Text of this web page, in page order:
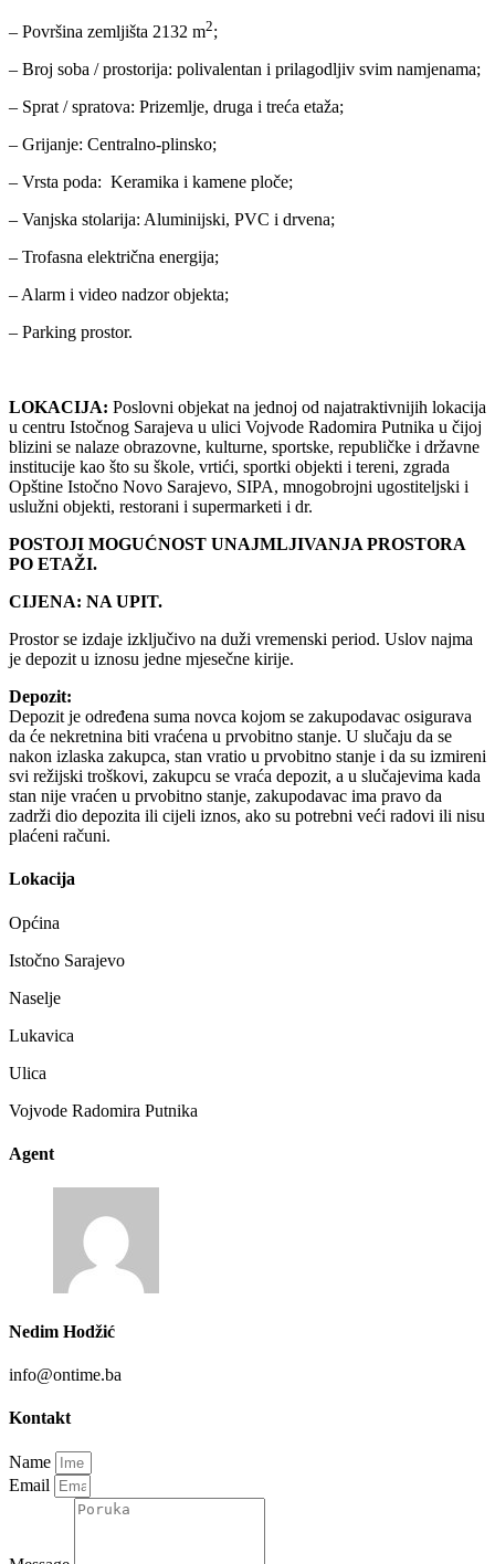
– Površina zemljišta 2132 m2;
– Broj soba / prostorija: polivalentan i prilagodljiv svim namjenama;
– Sprat / spratova: Prizemlje, druga i treća etaža;
– Grijanje: Centralno-plinsko;
– Vrsta poda: Keramika i kamene ploče;
– Vanjska stolarija: Aluminijski, PVC i drvena;
– Trofasna električna energija;
– Alarm i video nadzor objekta;
– Parking prostor.
LOKACIJA: Poslovni objekat na jednoj od najatraktivnijih lokacija
u centru Istočnog Sarajeva u ulici Vojvode Radomira Putnika u čijoj
blizini se nalaze obrazovne, kulturne, sportske, republičke i državne
institucije kao što su škole, vrtići, sportki objekti i tereni, zgrada
Opštine Istočno Novo Sarajevo, SIPA, mnogobrojni ugostiteljski i
uslužni objekti, restorani i supermarketi i dr.
POSTOJI MOGUĆNOST UNAJMLJIVANJA PROSTORA
PO ETAŽI.
CIJENA: NA UPIT.
Prostor se izdaje izključivo na duži vremenski period. Uslov najma
je depozit u iznosu jedne mjesečne kirije.
Depozit:
Depozit je određena suma novca kojom se zakupodavac osigurava
da će nekretnina biti vraćena u prvobitno stanje. U slučaju da se
nakon izlaska zakupca, stan vratio u prvobitno stanje i da su izmireni
svi režijski troškovi, zakupcu se vraća depozit, a u slučajevima kada
stan nije vraćen u prvobitno stanje, zakupodavac ima pravo da
zadrži dio depozita ili cijeli iznos, ako su potrebni veći radovi ili nisu
plaćeni računi.
Lokacija
Općina
Istočno Sarajevo
Naselje
Lukavica
Ulica
Vojvode Radomira Putnika
Agent
Nedim Hodžić
info@ontime.ba
Kontakt
Name
Email